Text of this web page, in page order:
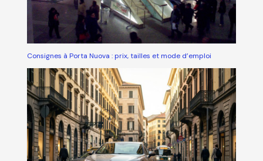
Consignes à Porta Nuova : prix, tailles et mode d’emploi